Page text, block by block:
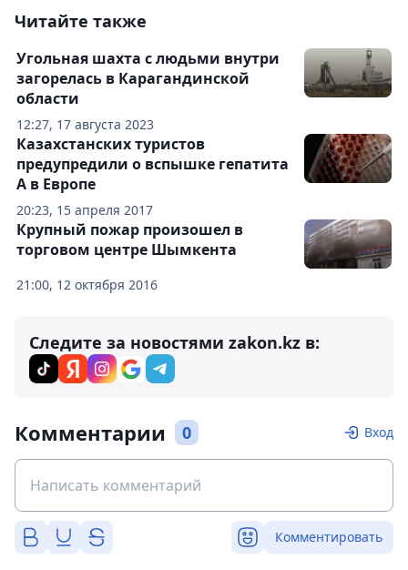
Читайте также
12:27, 17 августа 2023
Угольная шахта с людьми внутри
загорелась в Карагандинской
области
20:23, 15 апреля 2017
Казахстанских туристов
предупредили о вспышке гепатита
А в Европе
21:00, 12 октября 2016
Крупный пожар произошел в
торговом центре Шымкента
Следите за новостями zakon.kz в:
Комментарии 0 Вход
Комментировать